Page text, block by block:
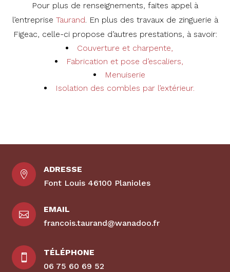
Pour plus de renseignements, faites appel à
l’entreprise Taurand. En plus des travaux de zinguerie à
Figeac, celle-ci propose d’autres prestations, à savoir:
Couverture et charpente,
Fabrication et pose d’escaliers,
Menuiserie
Isolation des combles par l’extérieur.

ADRESSE
Font Louis 46100 Planioles

EMAIL
francois.taurand@wanadoo.fr

TÉLÉPHONE
06 75 60 69 52